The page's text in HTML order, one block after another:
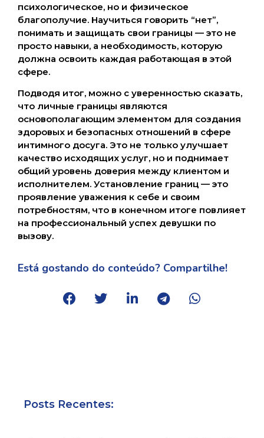
психологическое, но и физическое
благополучие. Научиться говорить “нет”,
понимать и защищать свои границы — это не
просто навыки, а необходимость, которую
должна освоить каждая работающая в этой
сфере.
Подводя итог, можно с уверенностью сказать,
что личные границы являются
основополагающим элементом для создания
здоровых и безопасных отношений в сфере
интимного досуга. Это не только улучшает
качество исходящих услуг, но и поднимает
общий уровень доверия между клиентом и
исполнителем. Установление границ — это
проявление уважения к себе и своим
потребностям, что в конечном итоге повлияет
на профессиональный успех девушки по
вызову.
Está gostando do conteúdo? Compartilhe!
Posts Recentes: